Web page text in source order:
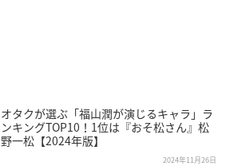
オタクが選ぶ「福山潤が演じるキャラ」ラ
ンキングTOP10！1位は『おそ松さん』松
野一松【2024年版】
2024年11月26日